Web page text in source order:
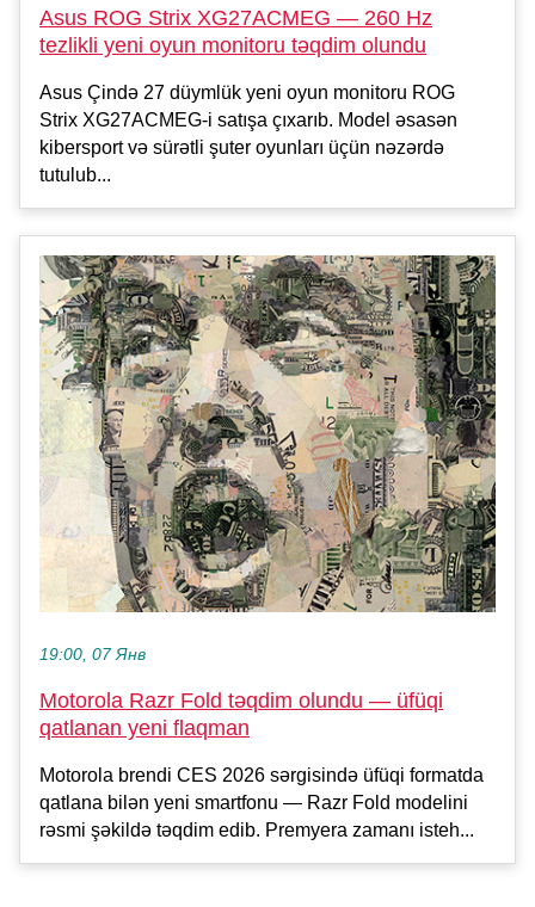
Asus ROG Strix XG27ACMEG — 260 Hz
tezlikli yeni oyun monitoru təqdim olundu
Asus Çində 27 düymlük yeni oyun monitoru ROG
Strix XG27ACMEG-i satışa çıxarıb. Model əsasən
kibersport və sürətli şuter oyunları üçün nəzərdə
tutulub...
19:00, 07 Янв
Motorola Razr Fold təqdim olundu — üfüqi
qatlanan yeni flaqman
Motorola brendi CES 2026 sərgisində üfüqi formatda
qatlana bilən yeni smartfonu — Razr Fold modelini
rəsmi şəkildə təqdim edib. Premyera zamanı isteh...